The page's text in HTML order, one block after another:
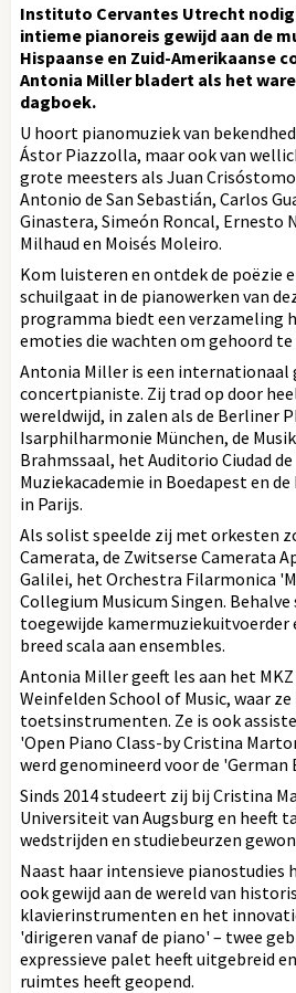
Instituto Cervantes Utrecht
intieme pianoreis gewijd aan de
Hispaanse en Zuid-Amerikaanse
Antonia Miller bladert als het
dagboek.
U hoort pianomuziek van
Ástor Piazzolla, maar ook van
grote meesters als Juan
Antonio de San Sebastián, Carlos
Ginastera, Simeón Roncal, Ernesto
Milhaud en Moisés Moleiro.
Kom luisteren en ontdek de poëzie
schuilgaat in de pianowerken van
programma biedt een verzameling
emoties die wachten om gehoord te
Antonia Miller is een internationaal
concertpianiste. Zij trad op door
wereldwijd, in zalen als de Berliner
Isarphilharmonie München, de
Brahmssaal, het Auditorio Ciudad de
Muziekacademie in Boedapest en
in Parijs.
Als solist speelde zij met orkesten
Camerata, de Zwitserse Camerata
Galilei, het Orchestra Filarmonica
Collegium Musicum Singen.
toegewijde kamermuziekuitvoerder
breed scala aan ensembles.
Antonia Miller geeft les aan het MKZ
Weinfelden School of Music, waar
toetsinstrumenten. Ze is ook
'Open Piano Class-by Cristina
werd genomineerd voor de 'German
Sinds 2014 studeert zij bij Cristina
Universiteit van Augsburg en heeft
wedstrijden en studiebeurzen
Naast haar intensieve pianostudies
ook gewijd aan de wereld van
klavierinstrumenten en het
'dirigeren vanaf de piano' – twee
expressieve palet heeft uitgebreid
ruimtes heeft geopend.